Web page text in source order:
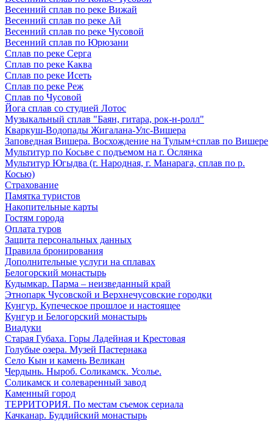
Весенний сплав по реке Вижай
Весенний сплав по реке Ай
Весенний сплав по реке Чусовой
Весенний сплав по Юрюзани
Сплав по реке Серга
Сплав по реке Каква
Сплав по реке Исеть
Сплав по реке Реж
Сплав по Чусовой
Йога сплав со студией Лотос
Музыкальный сплав "Баян, гитара, рок-н-ролл"
Кваркуш-Водопады Жигалана-Улс-Вишера
Заповедная Вишера. Восхождение на Тулым+сплав по Вишере
Мультитур по Косьве с подъемом на г. Ослянка
Мультитур Югыдва (г. Народная, г. Манарага, сплав по р.
Косью)
Страхование
Памятка туристов
Накопительные карты
Гостям города
Оплата туров
Защита персональных данных
Правила бронирования
Дополнительные услуги на сплавах
Белогорский монастырь
Кудымкар. Парма – неизведанный край
Этнопарк Чусовской и Верхнечусовские городки
Кунгур. Купеческое прошлое и настоящее
Кунгур и Белогорский монастырь
Виадуки
Старая Губаха. Горы Ладейная и Крестовая
Голубые озера. Музей Пастернака
Село Кын и камень Великан
Чердынь. Ныроб. Соликамск. Усолье.
Соликамск и солеваренный завод
Каменный город
ТЕРРИТОРИЯ. По местам съемок сериала
Качканар. Буддийский монастырь